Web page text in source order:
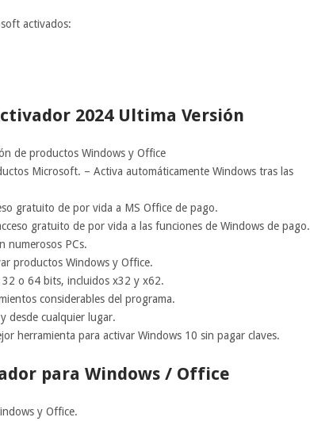
activados:
2024 Ultima Versión
de productos Windows y Office
Microsoft. – Activa automáticamente Windows tras las
gratuito de por vida a MS Office de pago.
gratuito de por vida a las funciones de Windows de pago.
numerosos PCs.
productos Windows y Office.
o 64 bits, incluidos x32 y x62.
considerables del programa.
desde cualquier lugar.
herramienta para activar Windows 10 sin pagar claves.
para Windows / Office
y Office.